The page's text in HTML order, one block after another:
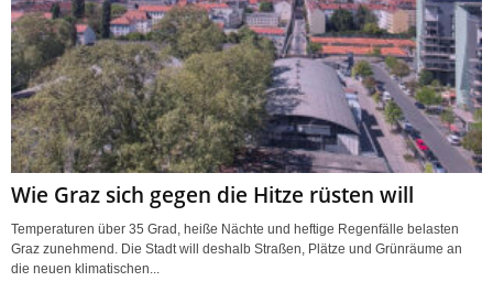
Wie Graz sich gegen die Hitze rüsten will
Temperaturen über 35 Grad, heiße Nächte und heftige Regenfälle belasten
Graz zunehmend. Die Stadt will deshalb Straßen, Plätze und Grünräume an
die neuen klimatischen...